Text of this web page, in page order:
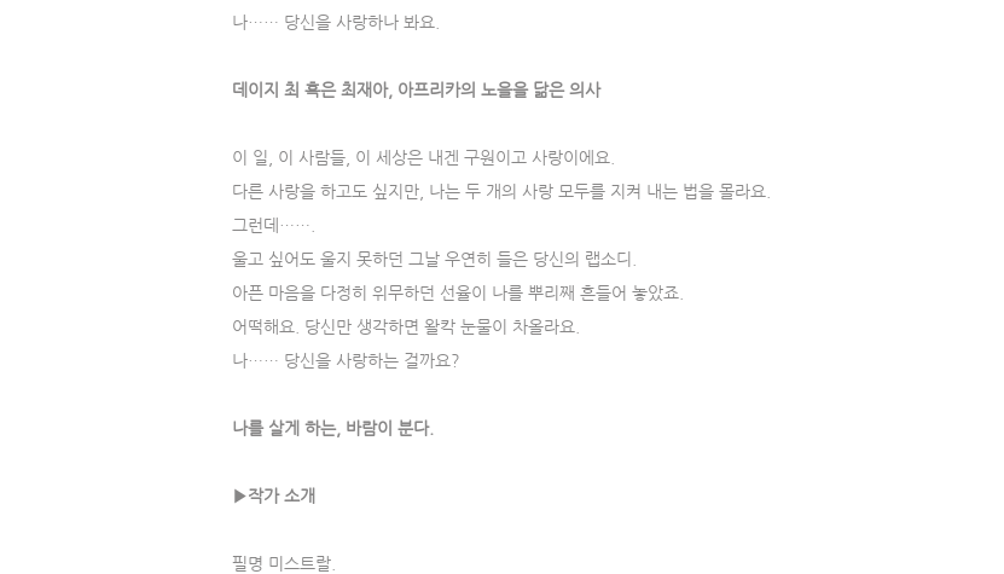
나…… 당신을 사랑하나 봐요.
데이지 최 혹은 최재아, 아프리카의 노을을 닮은 의사
이 일, 이 사람들, 이 세상은 내겐 구원이고 사랑이에요.
다른 사랑을 하고도 싶지만, 나는 두 개의 사랑 모두를 지켜 내는 법을 몰라요.
그런데…….
울고 싶어도 울지 못하던 그날 우연히 들은 당신의 랩소디.
아픈 마음을 다정히 위무하던 선율이 나를 뿌리째 흔들어 놓았죠.
어떡해요. 당신만 생각하면 왈칵 눈물이 차올라요.
나…… 당신을 사랑하는 걸까요?
나를 살게 하는, 바람이 분다.
▶작가 소개
필명 미스트랄.